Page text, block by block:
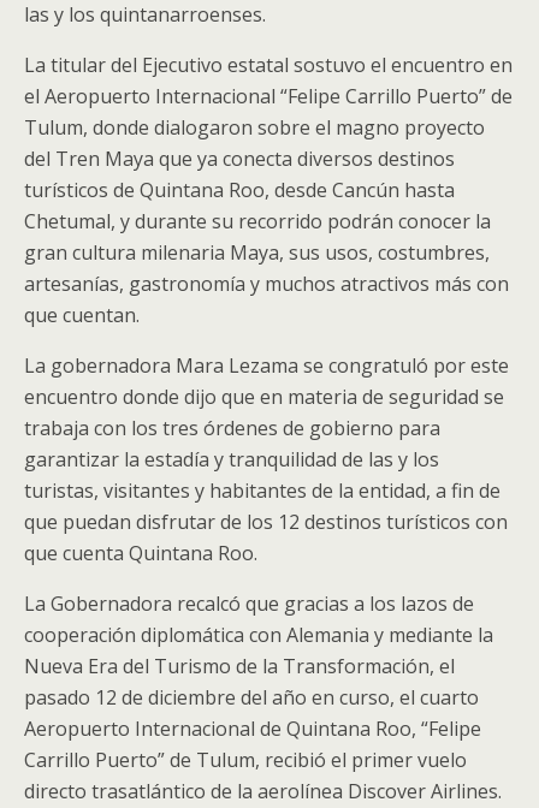
las y los quintanarroenses.
La titular del Ejecutivo estatal sostuvo el encuentro en
el Aeropuerto Internacional “Felipe Carrillo Puerto” de
Tulum, donde dialogaron sobre el magno proyecto
del Tren Maya que ya conecta diversos destinos
turísticos de Quintana Roo, desde Cancún hasta
Chetumal, y durante su recorrido podrán conocer la
gran cultura milenaria Maya, sus usos, costumbres,
artesanías, gastronomía y muchos atractivos más con
que cuentan.
La gobernadora Mara Lezama se congratuló por este
encuentro donde dijo que en materia de seguridad se
trabaja con los tres órdenes de gobierno para
garantizar la estadía y tranquilidad de las y los
turistas, visitantes y habitantes de la entidad, a fin de
que puedan disfrutar de los 12 destinos turísticos con
que cuenta Quintana Roo.
La Gobernadora recalcó que gracias a los lazos de
cooperación diplomática con Alemania y mediante la
Nueva Era del Turismo de la Transformación, el
pasado 12 de diciembre del año en curso, el cuarto
Aeropuerto Internacional de Quintana Roo, “Felipe
Carrillo Puerto” de Tulum, recibió el primer vuelo
directo trasatlántico de la aerolínea Discover Airlines.